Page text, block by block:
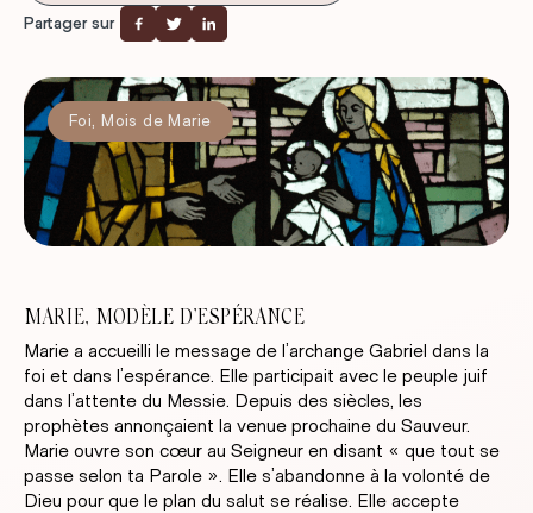
Partager sur
Foi Mois de Marie
MARIE, MODÈLE D’ESPÉRANCE
Marie a accueilli le message de l’archange Gabriel dans la
foi et dans l’espérance. Elle participait avec le peuple juif
dans l’attente du Messie. Depuis des siècles, les
prophètes annonçaient la venue prochaine du Sauveur.
Marie ouvre son cœur au Seigneur en disant « que tout se
passe selon ta Parole ». Elle s’abandonne à la volonté de
Dieu pour que le plan du salut se réalise. Elle accepte